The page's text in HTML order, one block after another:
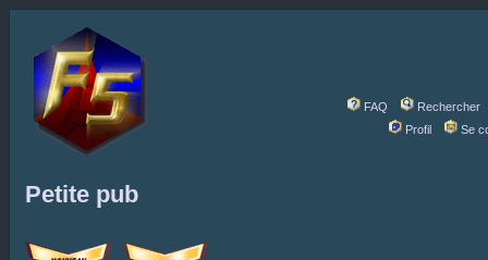
FAQ
Rechercher
Profil
Se
Petite pub